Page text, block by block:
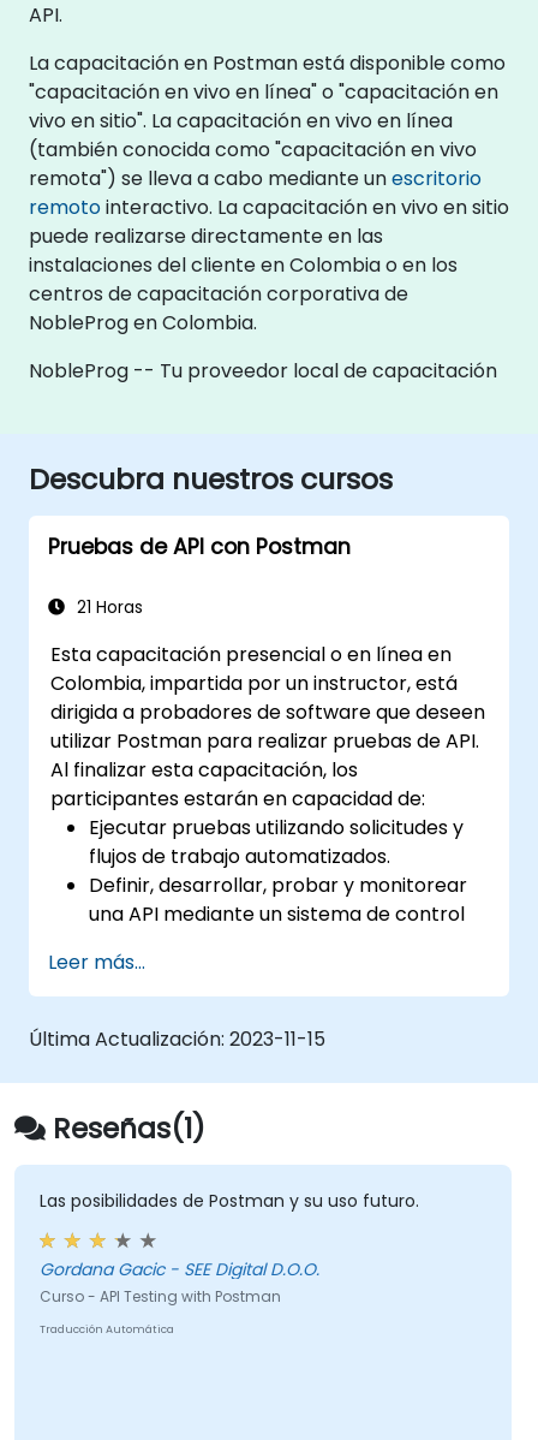
API.
La capacitación en Postman está disponible como
"capacitación en vivo en línea" o "capacitación en
vivo en sitio". La capacitación en vivo en línea
(también conocida como "capacitación en vivo
remota") se lleva a cabo mediante unescritorio
remotointeractivo. La capacitación en vivo en sitio
puede realizarse directamente en las
instalaciones del cliente en Colombia o en los
centros de capacitación corporativa de
NobleProg en Colombia.
NobleProg -- Tu proveedor local de capacitación
Descubra nuestros cursos
Pruebas de API con Postman
21 Horas
Esta capacitación presencial o en línea en
Colombia, impartida por un instructor, está
dirigida a probadores de software que deseen
utilizar Postman para realizar pruebas de API.
Al finalizar esta capacitación, los
participantes estarán en capacidad de:
Ejecutar pruebas utilizando solicitudes y
flujos de trabajo automatizados.
Definir, desarrollar, probar y monitorear
una API mediante un sistema de control
Generar datos dinámicos dentro de una
solicitud.
Documentar y organizar las pruebas en
equipo.
Leer más...
Última Actualización: 2023-11-15
Reseñas(1)
Las posibilidades de Postman y su uso futuro.
Gordana Gacic - SEE Digital D.O.O.
Curso - API Testing with Postman
Traducción Automática